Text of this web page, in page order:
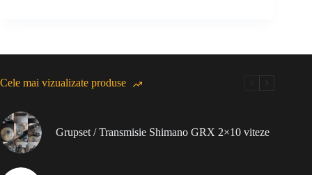
Cele mai vizualizate produse
Grupset / Transmisie Shimano GRX 2×10 viteze